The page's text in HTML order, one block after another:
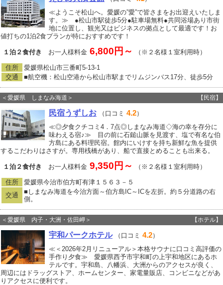
≪ようこそ松山へ。愛媛の”愛”で皆さまをお出迎えいたしま
す。≫ ●松山市駅徒歩5分●駐車場無料●共同浴場あり市街
地に位置し、観光又はビジネスの拠点として最適です！お
値打ちの1泊2食プランが特におすすめです！
１泊２食付き お一人様料金 6,800円～ （※２名様１室利用時）
住所
愛媛県松山市三番町5‐13‐1
交通
■航空機：松山空港から松山市駅までリムジンバス17分、徒歩5分
＜愛媛県 しまなみ海道＞ 【民宿】
民宿うずしお （口コミ 4.2）
≪◎夕食クチコミ4．7点◎しまなみ海道◇海の幸を存分に
味わえる宿♪≫ 目の前に石鎚山脈を見渡す、塩で有名な伯
方島にある料理民宿。館内にいけすを持ち新鮮な魚を提供
するこだわりはさすが。専用桟橋があり、船で直接とめることも出来る。
１泊２食付き お一人様料金 9,350円～ （※２名様１室利用時）
住所
愛媛県今治市伯方町有津１５６３－５
交通
■しまなみ海道を今治方面～伯方島IC～ICを左折。約５分道路の右
側。
＜愛媛県 内子・大洲・佐田岬＞ 【ホテル】
宇和パークホテル （口コミ 4.2）
≪＜2026年2月リニューアル＞本格サウナに口コミ高評価の
手作り夕食≫ 愛媛県西予市宇和町の上宇和地区にあるホ
テルです。宇和島、八幡浜、大洲からのアクセスが良く、
周辺にはドラッグストア、ホームセンター、家電量販店、コンビニなどがあ
りアクセスに便利です。